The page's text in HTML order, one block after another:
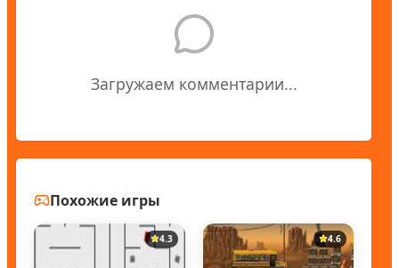
Загружаем комментарии...
Похожие игры
4.3 4.6